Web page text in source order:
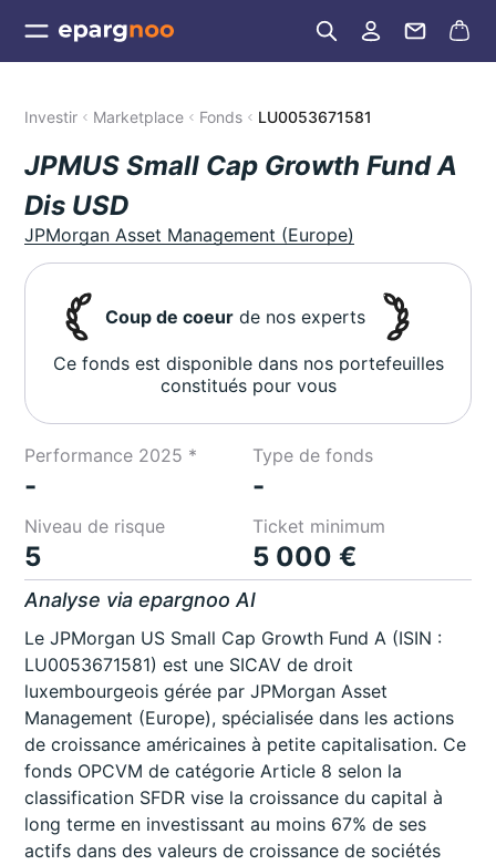
Investir Marketplace Fonds LU0053671581
JPMUS Small Cap Growth Fund A
Dis USD
JPMorgan Asset Management (Europe)
Coup de coeur de nos experts
Ce fonds est disponible dans nos portefeuilles
constitués pour vous
Performance 2025 *
-
Type de fonds
-
Niveau de risque
5
Ticket minimum
5 000 €
Analyse via epargnoo AI
Le JPMorgan US Small Cap Growth Fund A (ISIN :
LU0053671581) est une SICAV de droit
luxembourgeois gérée par JPMorgan Asset
Management (Europe), spécialisée dans les actions
de croissance américaines à petite capitalisation. Ce
fonds OPCVM de catégorie Article 8 selon la
classification SFDR vise la croissance du capital à
long terme en investissant au moins 67% de ses
actifs dans des valeurs de croissance de sociétés